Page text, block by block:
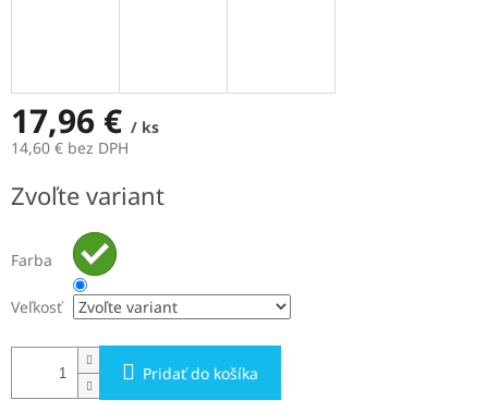
17,96 € / ks
14,60 € bez DPH
cena:
Zvoľte variant
Farba
Veľkosť
Pridať do košíka